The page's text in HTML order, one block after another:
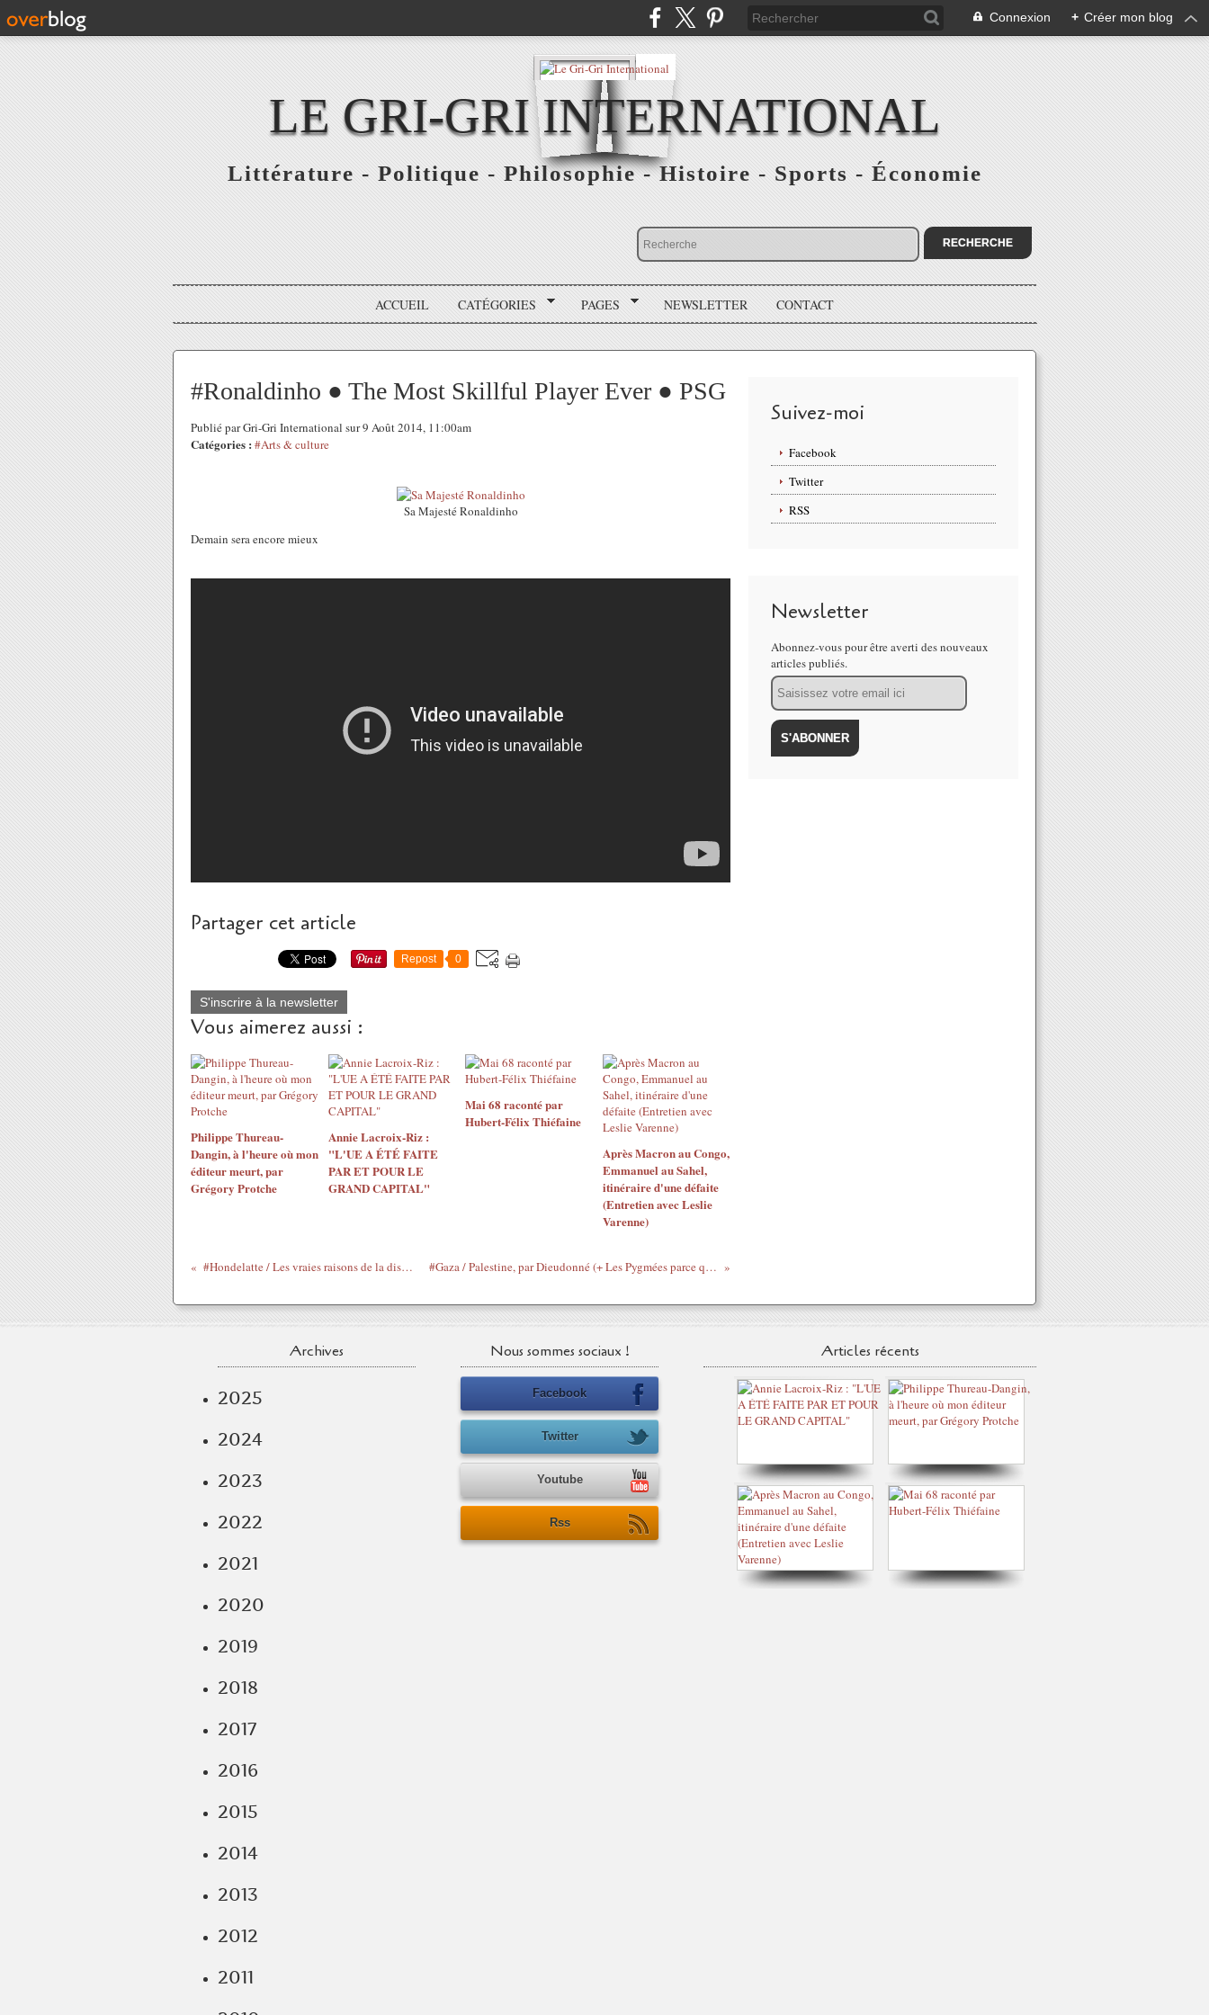
Connexion + Créer mon blog
LE GRI-GRI INTERNATIONAL
Littérature - Politique - Philosophie - Histoire - Sports - Économie
ACCUEIL CATÉGORIES PAGES NEWSLETTER CONTACT
#Ronaldinho ● The Most Skillful Player Ever ● PSG
Publié par Gri-Gri International sur 9 Août 2014, 11:00am
Catégories : #Arts & culture
Sa Majesté Ronaldinho
Demain sera encore mieux
Partager cet article
Repost 0
S'inscrire à la newsletter
Vous aimerez aussi :
Philippe Thureau-
Dangin, à l'heure où mon
éditeur meurt, par
Grégory Protche
Annie Lacroix-Riz :
"L'UE A ÉTÉ FAITE
PAR ET POUR LE
GRAND CAPITAL"
Mai 68 raconté par
Hubert-Félix Thiéfaine
Après Macron au Congo,
Emmanuel au Sahel,
itinéraire d'une défaite
(Entretien avec Leslie
Varenne)
#Hondelatte / Les vraies raisons de la disgrâce de Wattao #Gaza / Palestine, par Dieudonné (+ Les Pygmées parce que c'est dimanche))
Suivez-moi
Facebook
Twitter
RSS
Newsletter
Abonnez-vous pour être averti des nouveaux
articles publiés.
Email
Archives
2025
2024
2023
2022
2021
2020
2019
2018
2017
2016
2015
2014
2013
2012
2011
Nous sommes sociaux !
Facebook
Twitter
Youtube
Rss
Articles récents